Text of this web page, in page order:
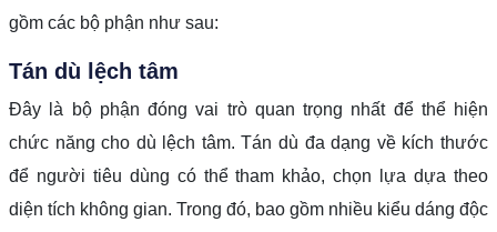
gồm các bộ phận như sau:
Tán dù lệch tâm
Đây là bộ phận đóng vai trò quan trọng nhất để thể hiện
chức năng cho dù lệch tâm. Tán dù đa dạng về kích thước
để người tiêu dùng có thể tham khảo, chọn lựa dựa theo
diện tích không gian. Trong đó, bao gồm nhiều kiểu dáng độc